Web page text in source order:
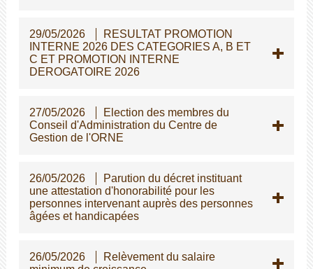
29/05/2026
RESULTAT PROMOTION
INTERNE 2026 DES CATEGORIES A, B ET
C ET PROMOTION INTERNE
DEROGATOIRE 2026
27/05/2026
Election des membres du
Conseil d'Administration du Centre de
Gestion de l'ORNE
26/05/2026
Parution du décret instituant
une attestation d'honorabilité pour les
personnes intervenant auprès des personnes
gées et handicapées
26/05/2026
Relèvement du salaire